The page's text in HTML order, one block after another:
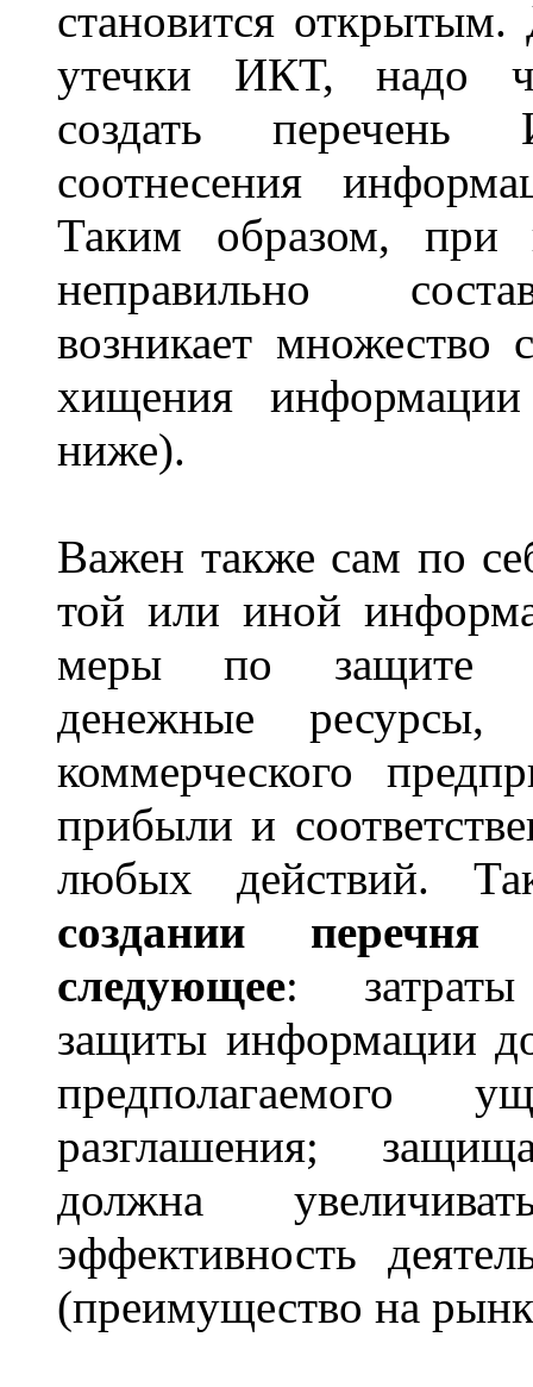
становится открытым.
утечки ИКТ, надо
создать
соотнесения
Таким образом, при
неправильно
возникает множество
хищения
ниже).
Важен также сам по
той или иной
меры по защите
денежные
коммерческого
прибыли и
любых действий.
создании
следующее:
защиты информации
предполагаемого
разглашения;
должна
эффективность
(преимущество на